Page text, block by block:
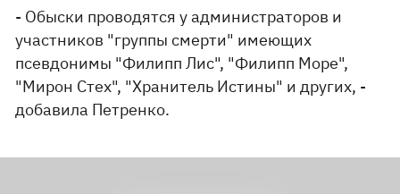
- Обыски проводятся у администраторов и
участников "группы смерти" имеющих
псевдонимы "Филипп Лис", "Филипп Море",
"Мирон Стех", "Хранитель Истины" и других, -
добавила Петренко.